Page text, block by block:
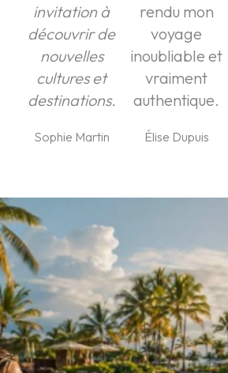
invitation à
découvrir de
nouvelles
cultures et
destinations.
Sophie Martin
rendu mon
voyage
inoubliable et
vraiment
authentique.
Élise Dupuis